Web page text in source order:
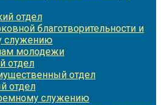
отдел
благотворительности и
служению
молодежи
отдел
отдел
отдел
служению